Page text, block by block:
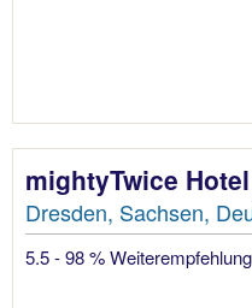
mightyTwice
Dresden, Sachsen,
5.5 - 98 % Weiterempfehlung